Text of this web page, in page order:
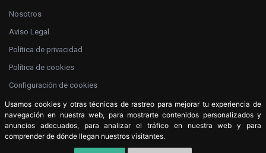
Usamos cookies y otras técnicas de rastreo para mejorar tu experiencia de
navegación en nuestra web, para mostrarte contenidos personalizados y
anuncios adecuados, para analizar el tráfico en nuestra web y para
comprender de dónde llegan nuestros visitantes.
Pida Presupuesto
Nosotros
Aviso Legal
Política de privacidad
Política de cookies
Configuración de cookies
Contacto